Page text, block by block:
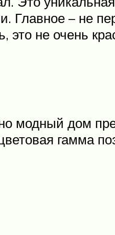
– не
это не очень
модный дом
гамма